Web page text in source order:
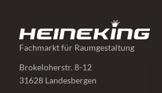
Fachmarkt für Raumgestaltung
Brokeloherstr. 8-12
31628 Landesbergen